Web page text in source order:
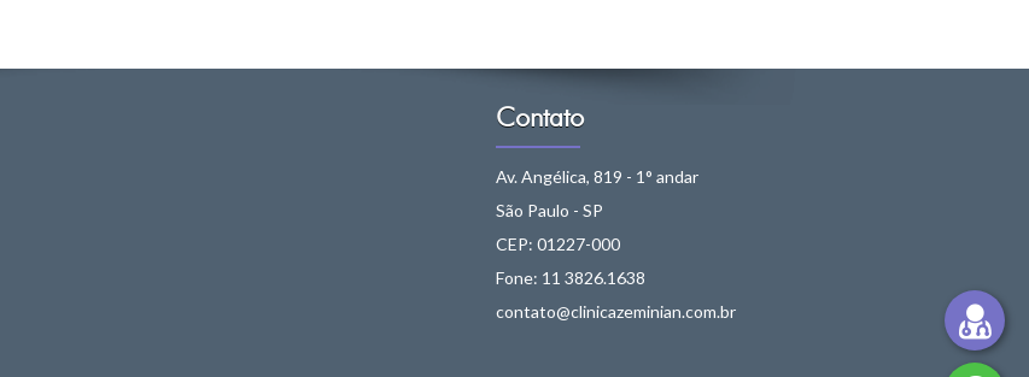
Contato
Av. Angélica, 819 - 1° andar
São Paulo - SP
CEP: 01227-000
Fone: 11 3826.1638
contato@clinicazeminian.com.br